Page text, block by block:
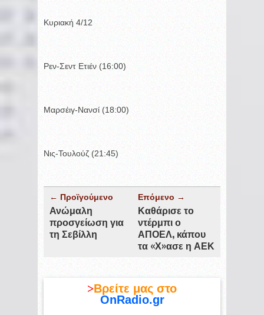
Κυριακή 4/12
Ρεν-Σεντ Ετιέν (16:00)
Μαρσέιγ-Νανσί (18:00)
Νις-Τουλούζ (21:45)
← Προϊγούμενο
Ανώμαλη
προσγείωση για
τη Σεβίλλη
Επόμενο →
Καθάρισε το
ντέρμπι ο
ΑΠΟΕΛ, κάπου
τα «Χ»ασε η ΑΕΚ
>Βρείτε μας στο
OnRadio.gr